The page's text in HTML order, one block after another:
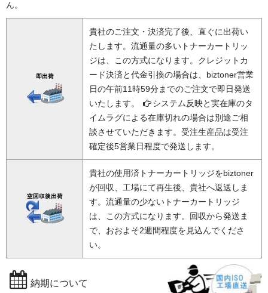
ん。
貴社のご注文・決済完了後、直ぐに出荷い
たします。流通量の多いトナーカートリッ
ジは、この方式になります。クレジットカ
ード決済と代金引換の場合は、biztoner営業
日の午前11時59分までのご注文で即日発送
いたします。
システム反映と実在庫のタ
イムラグによる在庫切れの場合は別途ご相
談させていただきます。受注生産品は受注
確定後5営業日程度で発送します。
貴社の使用済トナーカートリッジをbiztoner
が回収、工場にて再生後、貴社へ返送しま
す。流通量の少ないトナーカートリッジ
は、この方式になります。回収から発送ま
で、おおよそ2週間程度を見込んでくださ
い。
納期について